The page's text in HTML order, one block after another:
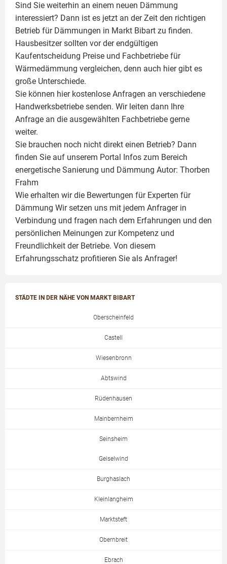
Sind Sie weiterhin an einem neuen Dämmung
interessiert? Dann ist es jetzt an der Zeit den richtigen
Betrieb für Dämmungen in Markt Bibart zu finden.
Hausbesitzer sollten vor der endgültigen
Kaufentscheidung Preise und Fachbetriebe für
Wärmedämmung vergleichen, denn auch hier gibt es
große Unterschiede.
Sie können hier kostenlose Anfragen an verschiedene
Handwerksbetriebe senden. Wir leiten dann Ihre
Anfrage an die ausgewählten Fachbetriebe gerne
weiter.
Sie brauchen noch nicht direkt einen Betrieb? Dann
finden Sie auf unserem Portal Infos zum Bereich
energetische Sanierung und Dämmung Autor: Thorben
Frahm
Wie erhalten wir die Bewertungen für Experten für
Dämmung Wir setzen uns mit jedem Anfrager in
Verbindung und fragen nach dem Erfahrungen und den
persönlichen Meinungen zur Kompetenz und
Freundlichkeit der Betriebe. Von diesem
Erfahrungsschatz profitieren Sie als Anfrager!
STÄDTE IN DER NÄHE VON MARKT BIBART
Oberscheinfeld
Castell
Wiesenbronn
Abtswind
Rüdenhausen
Mainbernheim
Seinsheim
Geiselwind
Burghaslach
Kleinlangheim
Marktsteft
Obernbreit
Ebrach